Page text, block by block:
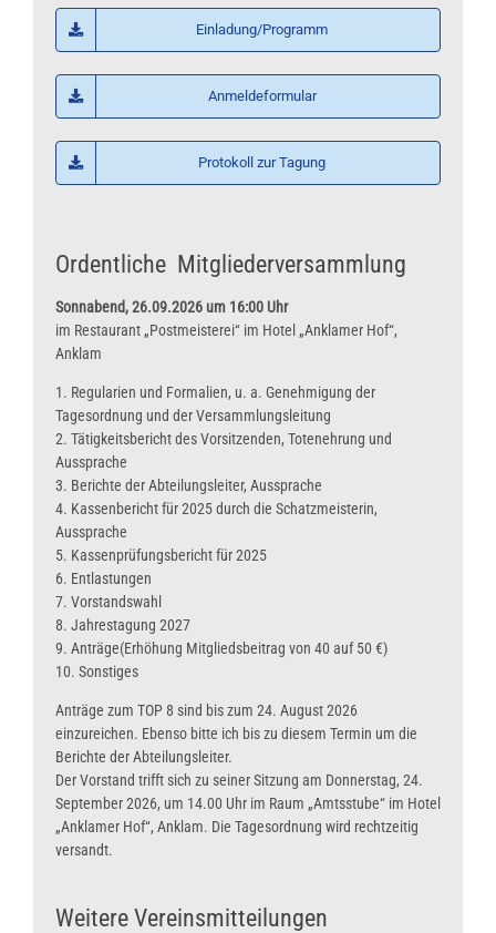
Einladung/Programm
Anmeldeformular
Protokoll zur Tagung
Ordentliche Mitgliederversammlung
Sonnabend, 26.09.2026 um 16:00 Uhr
im Restaurant „Postmeisterei“ im Hotel „Anklamer Hof“,
Anklam
1. Regularien und Formalien, u. a. Genehmigung der
Tagesordnung und der Versammlungsleitung
2. Tätigkeitsbericht des Vorsitzenden, Totenehrung und
Aussprache
3. Berichte der Abteilungsleiter, Aussprache
4. Kassenbericht für 2025 durch die Schatzmeisterin,
Aussprache
5. Kassenprüfungsbericht für 2025
6. Entlastungen
7. Vorstandswahl
8. Jahrestagung 2027
9. Anträge(Erhöhung Mitgliedsbeitrag von 40 auf 50 €)
10. Sonstiges
Anträge zum TOP 8 sind bis zum 24. August 2026
einzureichen. Ebenso bitte ich bis zu diesem Termin um die
Berichte der Abteilungsleiter.
Der Vorstand trifft sich zu seiner Sitzung am Donnerstag, 24.
September 2026, um 14.00 Uhr im Raum „Amtsstube“ im Hotel
„Anklamer Hof“, Anklam. Die Tagesordnung wird rechtzeitig
versandt.
Weitere Vereinsmitteilungen